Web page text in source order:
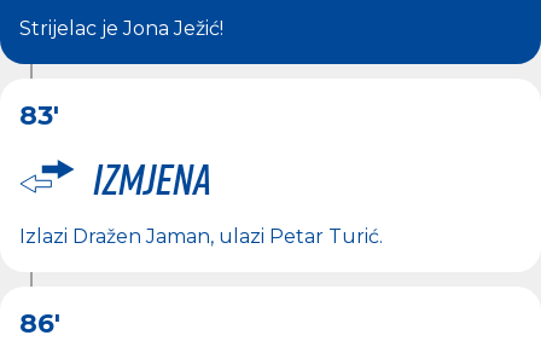
Strijelac jeJona Ježić!
83'
Izmjena
Izlazi Dražen Jaman, ulazi Petar Turić.
86'